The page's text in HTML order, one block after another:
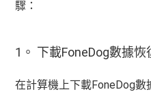
驟：
1。 下載FoneDog數據恢
在計算機上下載FoneDog